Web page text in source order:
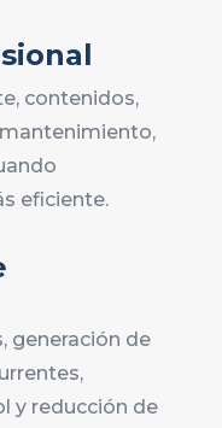
contenidos,
eficiente.
generación de
y reducción de